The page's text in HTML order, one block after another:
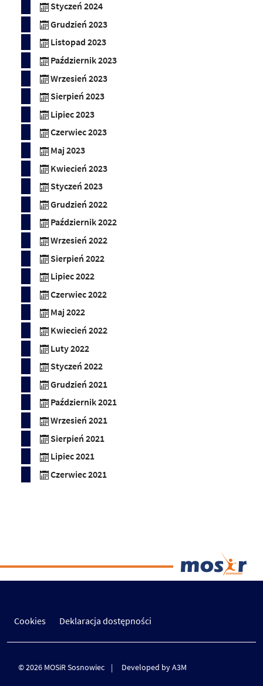
Styczeń 2024
Grudzień 2023
Listopad 2023
Październik 2023
Wrzesień 2023
Sierpień 2023
Lipiec 2023
Czerwiec 2023
Maj 2023
Kwiecień 2023
Styczeń 2023
Grudzień 2022
Październik 2022
Wrzesień 2022
Sierpień 2022
Lipiec 2022
Czerwiec 2022
Maj 2022
Kwiecień 2022
Luty 2022
Styczeń 2022
Grudzień 2021
Październik 2021
Wrzesień 2021
Sierpień 2021
Lipiec 2021
Czerwiec 2021
Cookies Deklaracja dostępności
© 2026 MOSiR Sosnowiec Developed by A3M